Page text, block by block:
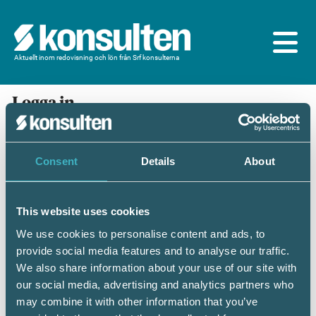
Consent Details About
This website uses cookies
We use cookies to personalise content and ads, to
provide social media features and to analyse our traffic.
We also share information about your use of our site with
our social media, advertising and analytics partners who
may combine it with other information that you’ve
Aktuellt inom redovisning och lön från Srf konsulterna
Logga in
En prenumeration ingår för dig som är
medlem/ansluten till Srf konsulterna. Du loggar in
med BankID eller samma lösenord som du har på
Mobilt BankID
Personnummer(ÅÅÅÅMMDDNNNN)